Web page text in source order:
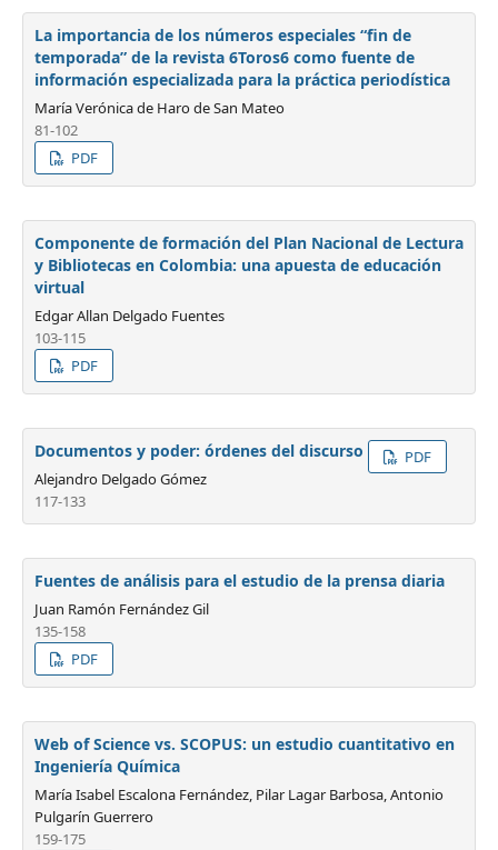
La importancia de los números especiales “fin de
temporada” de la revista 6Toros6 como fuente de
información especializada para la práctica periodística
María Verónica de Haro de San Mateo
81-102
PDF
Componente de formación del Plan Nacional de Lectura
y Bibliotecas en Colombia: una apuesta de educación
virtual
Edgar Allan Delgado Fuentes
103-115
PDF
Documentos y poder: órdenes del discurso
Alejandro Delgado Gómez
117-133
PDF
Fuentes de análisis para el estudio de la prensa diaria
Juan Ramón Fernández Gil
135-158
PDF
Web of Science vs. SCOPUS: un estudio cuantitativo en
Ingeniería Química
María Isabel Escalona Fernández, Pilar Lagar Barbosa, Antonio
Pulgarín Guerrero
159-175